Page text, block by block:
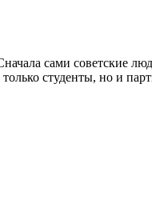
сами советские
студенты, но и